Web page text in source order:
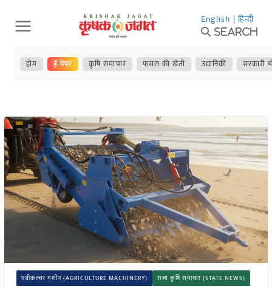
Skip
to
content
English | हिन्दी
Search
होम ई-पेपर कृषि समाचार फसल की खेती उद्यानिकी सरकारी
एग्रीकल्चर मशीन (AGRICULTURE MACHINERY) राज्य कृषि समाचार (STATE NEWS)